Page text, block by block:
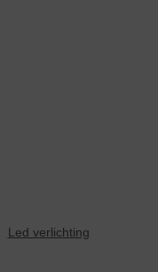
Led verlichting